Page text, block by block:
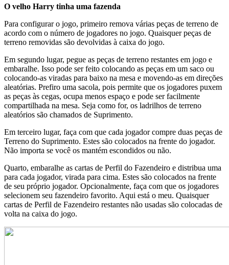
O velho Harry tinha uma fazenda
Para configurar o jogo, primeiro remova várias peças de terreno de
acordo com o número de jogadores no jogo. Quaisquer peças de
terreno removidas são devolvidas à caixa do jogo.
Em segundo lugar, pegue as peças de terreno restantes em jogo e
embaralhe. Isso pode ser feito colocando as peças em um saco ou
colocando-as viradas para baixo na mesa e movendo-as em direções
aleatórias. Prefiro uma sacola, pois permite que os jogadores puxem
as peças às cegas, ocupa menos espaço e pode ser facilmente
compartilhada na mesa. Seja como for, os ladrilhos de terreno
aleatórios são chamados de Suprimento.
Em terceiro lugar, faça com que cada jogador compre duas peças de
Terreno do Suprimento. Estes são colocados na frente do jogador.
Não importa se você os mantém escondidos ou não.
Quarto, embaralhe as cartas de Perfil do Fazendeiro e distribua uma
para cada jogador, virada para cima. Estes são colocados na frente
de seu próprio jogador. Opcionalmente, faça com que os jogadores
selecionem seu fazendeiro favorito. Aqui está o meu. Quaisquer
cartas de Perfil de Fazendeiro restantes não usadas são colocadas de
volta na caixa do jogo.